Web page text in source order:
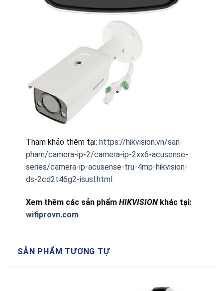
Tham khảo thêm tại: https://hikvision.vn/san-
pham/camera-ip-2/camera-ip-2xx6-acusense-
series/camera-ip-acusense-tru-4mp-hikvision-
ds-2cd2t46g2-isusl.html
Xem thêm các sản phẩm HIKVISIONkhác tại:
wifiprovn.com
SẢN PHẨM TƯƠNG TỰ